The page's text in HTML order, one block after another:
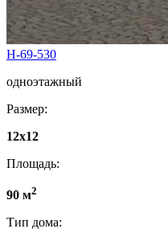
Н-69-530
одноэтажный
Размер:
12х12
Площадь:
90 м2
Тип дома: